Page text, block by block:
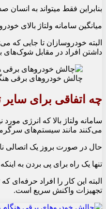
بنابراین فقط می‏تواند به
میانگین سامانه ولتاژ بالای
البته خودروسازان تا جایی که
داشتن افراد در مقابل
چالش خودروهای برقی
چه اتفاقی برای
می‏‌کنند مانند سیستم‏‌های
حال در صورت بروز یک اتصالی
تنها یک راه برای پی بردن به
البته این کار را افراد
تجهیزات واکنش سریع است.